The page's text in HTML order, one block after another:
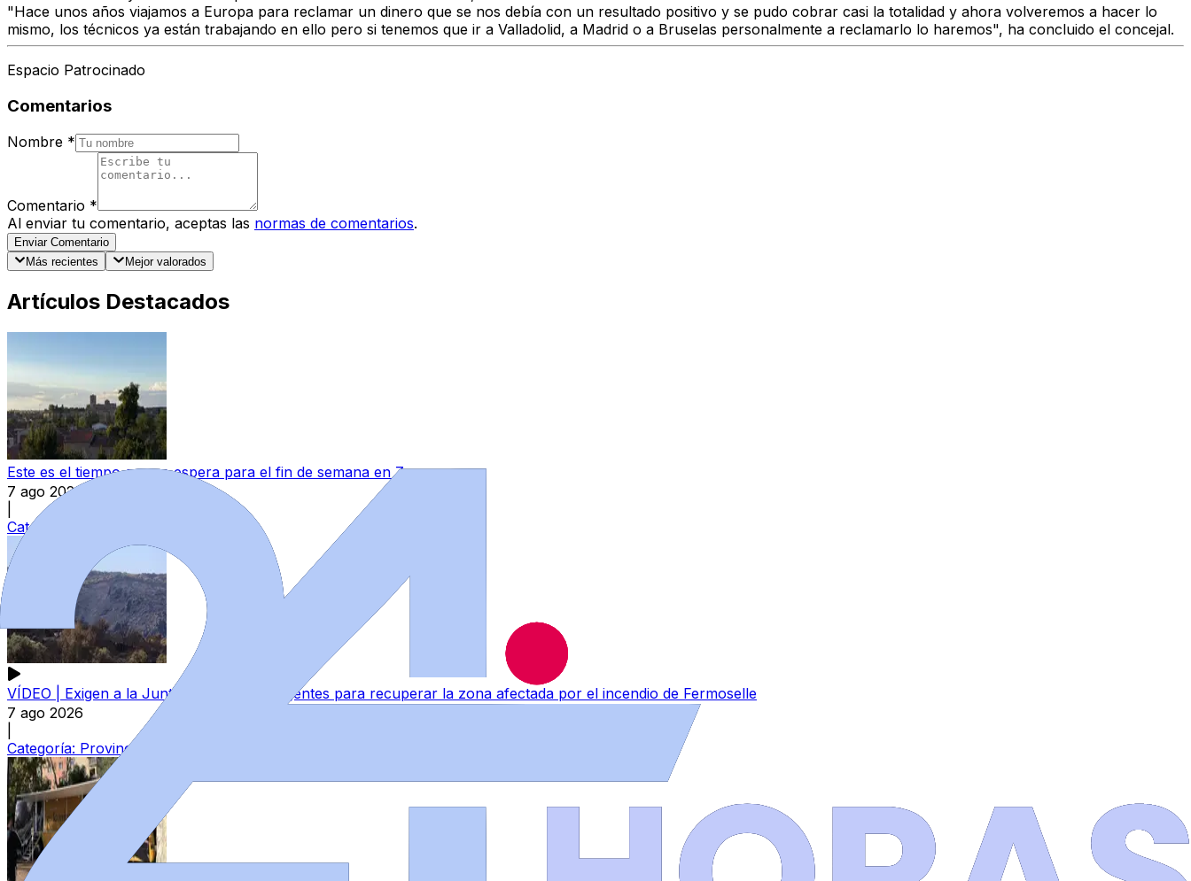
"Hace unos años viajamos a Europa para reclamar un dinero que se nos debía con un resultado positivo y se pudo cobrar casi la totalidad y ahora volveremos a hacer lo
mismo, los técnicos ya están trabajando en ello pero si tenemos que ir a Valladolid, a Madrid o a Bruselas personalmente a reclamarlo lo haremos", ha concluido el concejal.
Espacio Patrocinado
Comentarios
Nombre *
Comentario *
Al enviar tu comentario, aceptas las normas de comentarios.
Enviar Comentario
Más recientes
Mejor valorados
Artículos Destacados
Este es el tiempo que se espera para el fin de semana en Zamora
7 ago 2026
Categoría:
VÍDEO | Exigen a la Junta actuaciones urgentes para recuperar la zona afectada por el incendio de Fermoselle
7 ago 2026
Categoría: Provincia